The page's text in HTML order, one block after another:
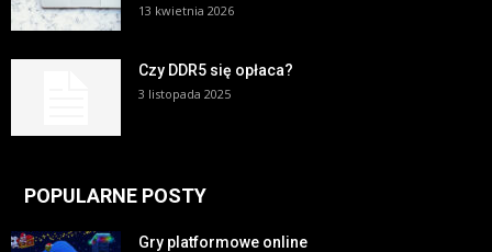
13 kwietnia 2026
Czy DDR5 się opłaca?
3 listopada 2025
POPULARNE POSTY
Gry platformowe online